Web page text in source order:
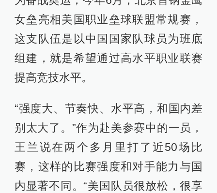
女垒亮相美国职业垒球联盟常规赛，
这支队伍是以中国国家队球员为班底
组建，就是希望通过高水平职业联赛
提高竞技水平。
“强度大、节奏快、水平高，和国内差
别太大了。”作为赴美参赛中的一员，
王兰说在两个多月里打了近50场比
赛，这样的比赛强度和对手能力与国
内显著不同。“美国队员很放松，很享